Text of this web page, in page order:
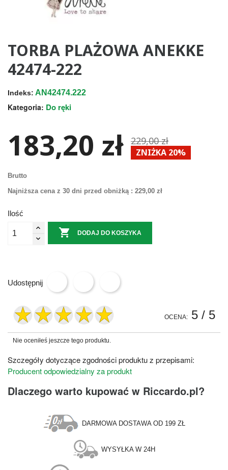
TORBA PLAŻOWA ANEKKE
42474-222
Indeks: AN42474.222
Kategoria: Do ręki
183,20 zł 229,00 zł
ZNIŻKA 20%
Brutto
Najniższa cena z 30 dni przed obniżką : 229,00 zł
Ilość
 DODAJ DO KOSZYKA
Udostępnij
OCENA: 5 / 5
Nie oceniłeś jeszcze tego produktu.
Szczegóły dotyczące zgodności produktu z przepisami:
Producent odpowiedzialny za produkt
Dlaczego warto kupować w Riccardo.pl?
DARMOWA DOSTAWA OD 199 ZŁ
WYSYŁKA W 24H